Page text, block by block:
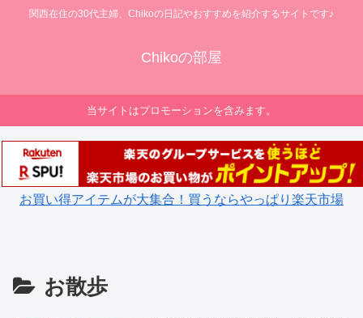
関西在住の30代主婦、Chikoの日記やおすすめを紹介するサイトです♪
Chikoの部屋
当サイトはプロモーションを含みます。
お買い得アイテムが大集合！買うならやっぱり楽天市場
お散歩